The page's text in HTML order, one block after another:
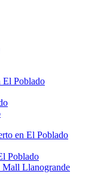
El Poblado
en El Poblado
Poblado
Mall Llanogrande